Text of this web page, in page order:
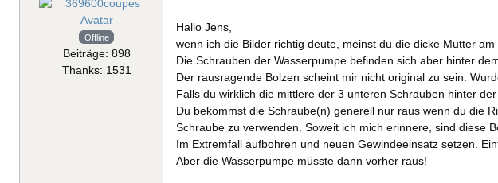
Offline
Beiträge: 898
Thanks: 1531
Hallo Jens,
wenn ich die Bilder richtig deute, meinst du die dicke Mutter
Die Schrauben der Wasserpumpe befinden sich aber hinter
Der rausragende Bolzen scheint mir nicht original zu sein.
Falls du wirklich die mittlere der 3 unteren Schrauben hinter
Du bekommst die Schraube(n) generell nur raus wenn du die
Schraube zu verwenden. Soweit ich mich erinnere, sind diese
Im Extremfall aufbohren und neuen Gewindeeinsatz setzen.
Aber die Wasserpumpe müsste dann vorher raus!